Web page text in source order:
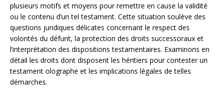
plusieurs motifs et moyens pour remettre en cause la validité
ou le contenu d’un tel testament. Cette situation soulève des
questions juridiques délicates concernant le respect des
volontés du défunt, la protection des droits successoraux et
l’interprétation des dispositions testamentaires. Examinons en
détail les droits dont disposent les héritiers pour contester un
testament olographe et les implications légales de telles
démarches.